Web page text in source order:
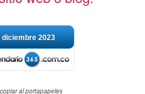
diciembre 2023
al portapapeles